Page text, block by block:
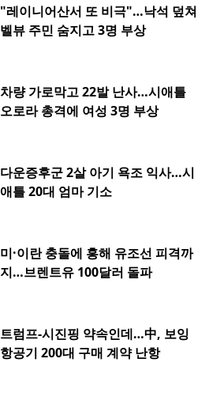
"레이니어산서 또 비극"…낙석 덮쳐
벨뷰 주민 숨지고 3명 부상
차량 가로막고 22발 난사…시애틀
오로라 총격에 여성 3명 부상
다운증후군 2살 아기 욕조 익사…시
애틀 20대 엄마 기소
미·이란 충돌에 홍해 유조선 피격까
지…브렌트유 100달러 돌파
트럼프-시진핑 약속인데…中, 보잉
항공기 200대 구매 계약 난항